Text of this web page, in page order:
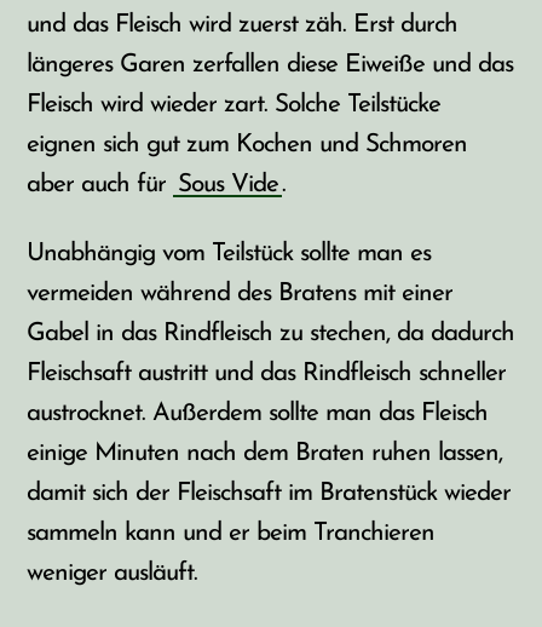
und das Fleisch wird zuerst zäh. Erst durch
längeres Garen zerfallen diese Eiweiße und das
Fleisch wird wieder zart. Solche Teilstücke
eignen sich gut zum Kochen und Schmoren
aber auch für Sous Vide.
Unabhängig vom Teilstück sollte man es
vermeiden während des Bratens mit einer
Gabel in das Rindfleisch zu stechen, da dadurch
Fleischsaft austritt und das Rindfleisch schneller
austrocknet. Außerdem sollte man das Fleisch
einige Minuten nach dem Braten ruhen lassen,
damit sich der Fleischsaft im Bratenstück wieder
sammeln kann und er beim Tranchieren
weniger ausläuft.